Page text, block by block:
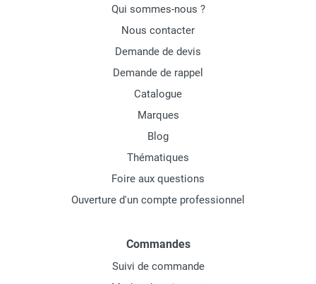
Qui sommes-nous ?
Nous contacter
Demande de devis
Demande de rappel
Catalogue
Marques
Blog
Thématiques
Foire aux questions
Ouverture d'un compte professionnel
Commandes
Suivi de commande